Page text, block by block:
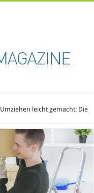
Umziehen leicht gemacht: Die